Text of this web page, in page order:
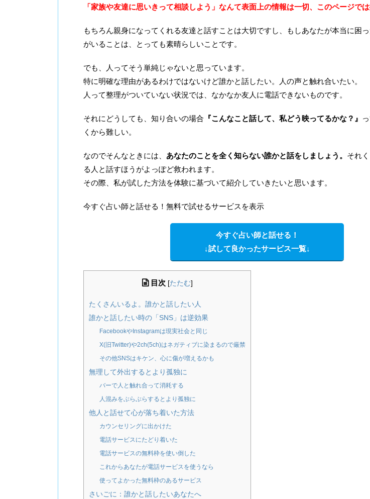
「家族や友達に思いきって相談しよう」なんて表面上の情報は一切、このページでは
もちろん親身になってくれる友達と話すことは大切ですし、もしあなたが本当に困
がいることは、とっても素晴らしいことです。
でも、人ってそう単純じゃないと思っています。
特に明確な理由があるわけではないけど誰かと話したい。人の声と触れ合いたい。
人って整理がついていない状況では、なかなか友人に電話できないものです。
それにどうしても、知り合いの場合 『こんなこと話して、私どう映ってるかな？』
くから難しい。
なのでそんなときには、 あなたのことを全く知らない誰かと話をしましょう。 それ
る人と話すほうがよっぽど救われます。
その際、私が試した方法を体験に基づいて紹介していきたいと思います。
今すぐ占い師と話せる！無料で試せるサービスを表示
今すぐ占い師と話せる！
↓試して良かったサービス一覧↓
目次 [たたむ]
たくさんいるよ。誰かと話したい人
誰かと話したい時の「SNS」は逆効果
FacebookやInstagramは現実社会と同じ
X(旧Twitter)や2ch(5ch)はネガティブに染まるので厳禁
その他SNSはキケン、心に傷が増えるかも
無理して外出するとより孤独に
バーで人と触れ合って消耗する
人混みをぶらぶらするとより孤独に
他人と話せて心が落ち着いた方法
カウンセリングに出かけた
電話サービスにたどり着いた
電話サービスの無料枠を使い倒した
これからあなたが電話サービスを使うなら
使ってよかった無料枠のあるサービス
さいごに：誰かと話したいあなたへ